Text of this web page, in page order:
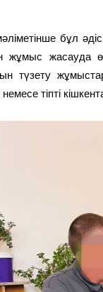
бұл
жұмыс жасауда
түзету
тіпті